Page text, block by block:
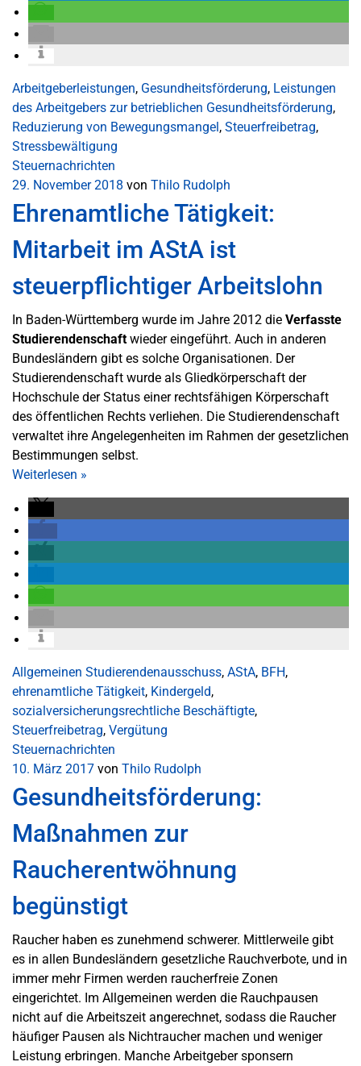
Arbeitgeberleistungen, Gesundheitsförderung, Leistungen
des Arbeitgebers zur betrieblichen Gesundheitsförderung,
Reduzierung von Bewegungsmangel, Steuerfreibetrag,
Stressbewältigung
Steuernachrichten
29. November 2018 von Thilo Rudolph
Ehrenamtliche Tätigkeit:
Mitarbeit im AStA ist
steuerpflichtiger Arbeitslohn
In Baden-Württemberg wurde im Jahre 2012 die Verfasste
Studierendenschaftwieder eingeführt. Auch in anderen
Bundesländern gibt es solche Organisationen. Der
Studierendenschaft wurde als Gliedkörperschaft der
Hochschule der Status einer rechtsfähigen Körperschaft
des öffentlichen Rechts verliehen. Die Studierendenschaft
verwaltet ihre Angelegenheiten im Rahmen der gesetzlichen
Bestimmungen selbst.
Weiterlesen »
Allgemeinen Studierendenausschuss, AStA, BFH,
ehrenamtliche Tätigkeit, Kindergeld,
sozialversicherungsrechtliche Beschäftigte,
Steuerfreibetrag, Vergütung
Steuernachrichten
10. März 2017 von Thilo Rudolph
Gesundheitsförderung:
Maßnahmen zur
Raucherentwöhnung
begünstigt
Raucher haben es zunehmend schwerer. Mittlerweile gibt
es in allen Bundesländern gesetzliche Rauchverbote, und in
immer mehr Firmen werden raucherfreie Zonen
eingerichtet. Im Allgemeinen werden die Rauchpausen
nicht auf die Arbeitszeit angerechnet, sodass die Raucher
häufiger Pausen als Nichtraucher machen und weniger
Leistung erbringen. Manche Arbeitgeber sponsern